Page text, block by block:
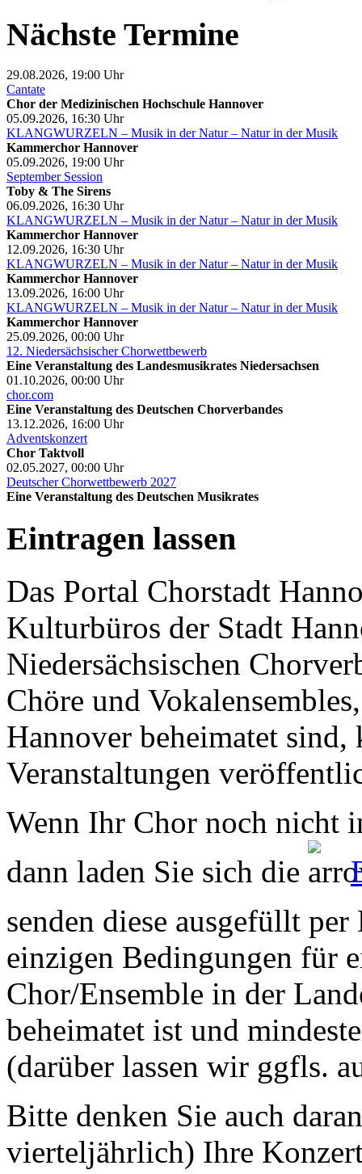
Nächste Termine
29.08.2026, 19:00 Uhr
Cantate
Chor der Medizinischen Hochschule Hannover
05.09.2026, 16:30 Uhr
KLANGWURZELN – Musik in der Natur – Natur in der Musik
Kammerchor Hannover
05.09.2026, 19:00 Uhr
September Session
Toby & The Sirens
06.09.2026, 16:30 Uhr
KLANGWURZELN – Musik in der Natur – Natur in der Musik
Kammerchor Hannover
12.09.2026, 16:30 Uhr
KLANGWURZELN – Musik in der Natur – Natur in der Musik
Kammerchor Hannover
13.09.2026, 16:00 Uhr
KLANGWURZELN – Musik in der Natur – Natur in der Musik
Kammerchor Hannover
25.09.2026, 00:00 Uhr
12. Niedersächsischer Chorwettbewerb
Eine Veranstaltung des Landesmusikrates Niedersachsen
01.10.2026, 00:00 Uhr
chor.com
Eine Veranstaltung des Deutschen Chorverbandes
13.12.2026, 16:00 Uhr
Adventskonzert
Chor Taktvoll
02.05.2027, 00:00 Uhr
Deutscher Chorwettbewerb 2027
Eine Veranstaltung des Deutschen Musikrates
Eintragen lassen
Das Portal Chorstadt
Kulturbüros der Stadt
Niedersächsischen
Chöre und
Hannover beheimatet sind,
Veranstaltungen
Wenn Ihr Chor noch nicht
dann laden Sie sich die
senden diese ausgefüllt
einzigen Bedingungen für
Chor/Ensemble in der
beheimatet ist und
(darüber lassen wir ggfls.
Bitte denken Sie auch
vierteljährlich) Ihre